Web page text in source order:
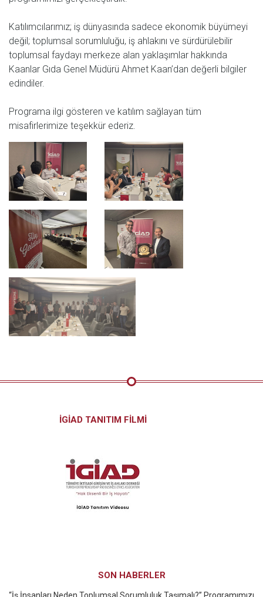
Katılımcılarımız; iş dünyasında sadece ekonomik büyümeyi
değil; toplumsal sorumluluğu, iş ahlakını ve sürdürülebilir
toplumsal faydayı merkeze alan yaklaşımlar hakkında
Kaanlar Gıda Genel Müdürü Ahmet Kaan’dan değerli bilgiler
edindiler.
Programa ilgi gösteren ve katılım sağlayan tüm
misafirlerimize teşekkür ederiz.
İGİAD TANITIM FİLMİ
SON HABERLER
“İş İnsanları Neden Toplumsal Sorumluluk Taşımalı?” Programımızı